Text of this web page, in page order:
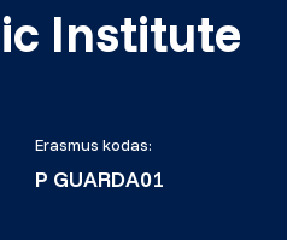
Institute
Erasmus kodas:
P GUARDA01